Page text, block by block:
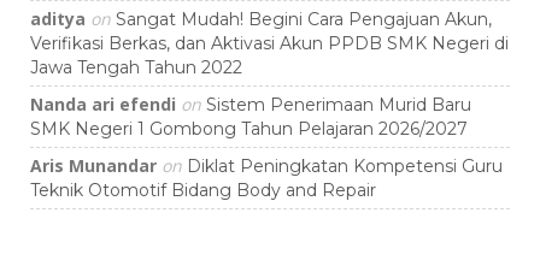
aditya on Sangat Mudah! Begini Cara Pengajuan Akun,
Verifikasi Berkas, dan Aktivasi Akun PPDB SMK Negeri di
Jawa Tengah Tahun 2022
Nanda ari efendi on Sistem Penerimaan Murid Baru
SMK Negeri 1 Gombong Tahun Pelajaran 2026/2027
Aris Munandar on Diklat Peningkatan Kompetensi Guru
Teknik Otomotif Bidang Body and Repair